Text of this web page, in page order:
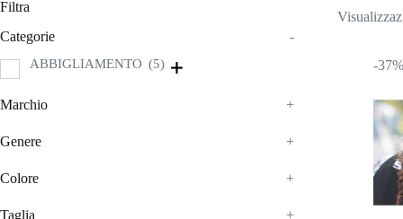
-37%
Filtra
Categorie
-
ABBIGLIAMENTO (5)
Marchio +
Genere +
Colore +
Taglia +